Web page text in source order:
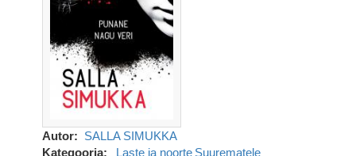
Autor
SALLA SIMUKKA
Kategooria
Laste ja noorte Suurematele